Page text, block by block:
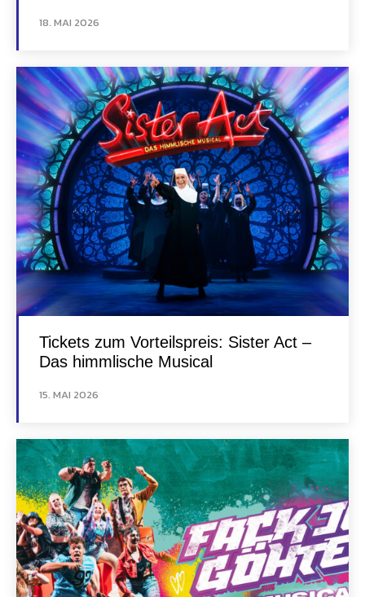
18. MAI 2026
Tickets zum Vorteilspreis: Sister Act –
Das himmlische Musical
15. MAI 2026